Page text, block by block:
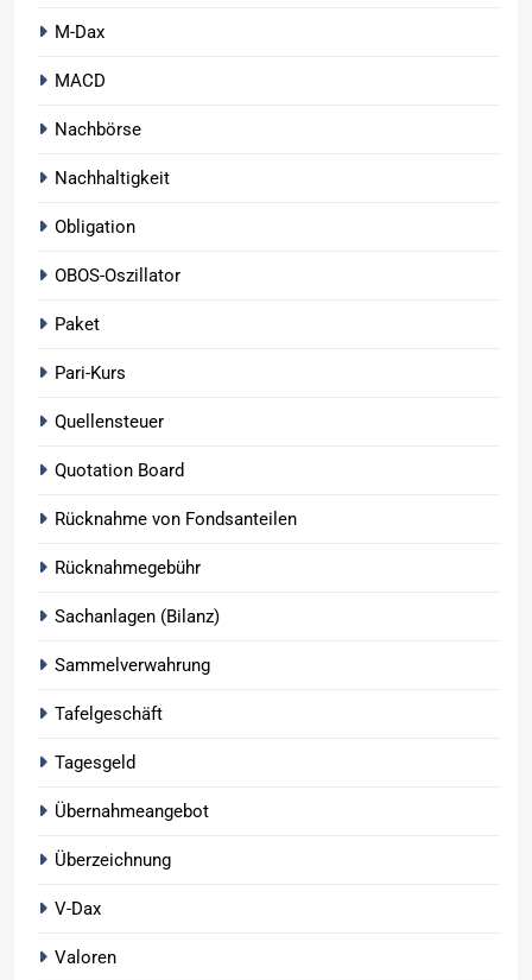
M-Dax
MACD
Nachbörse
Nachhaltigkeit
Obligation
OBOS-Oszillator
Paket
Pari-Kurs
Quellensteuer
Quotation Board
Rücknahme von Fondsanteilen
Rücknahmegebühr
Sachanlagen (Bilanz)
Sammelverwahrung
Tafelgeschäft
Tagesgeld
Übernahmeangebot
Überzeichnung
V-Dax
Valoren